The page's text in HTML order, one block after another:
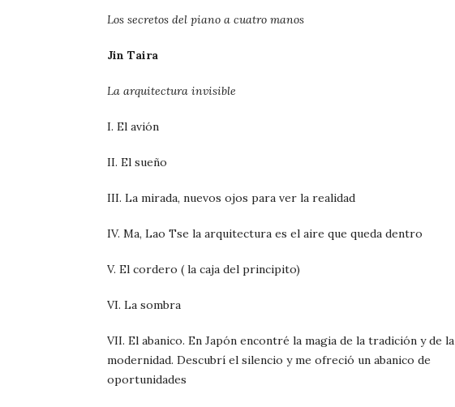
Los secretos del piano a cuatro manos
Jin Taira
La arquitectura invisible
I. El avión
II. El sueño
III. La mirada, nuevos ojos para ver la realidad
IV. Ma, Lao Tse la arquitectura es el aire que queda dentro
V. El cordero ( la caja del principito)
VI. La sombra
VII. El abanico. En Japón encontré la magia de la tradición y de la
modernidad. Descubrí el silencio y me ofreció un abanico de
oportunidades